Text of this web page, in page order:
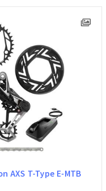
AXS T-Type E-MTB